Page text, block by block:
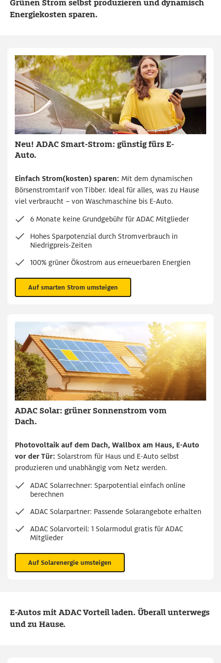
Grünen Strom selbst produzieren und dynamisch
Energiekosten sparen.
Neu! ADAC Smart-Strom: günstig fürs E-
Auto.
Einfach Strom(kosten) sparen: Mit dem dynamischen
Börsenstromtarif von Tibber. Ideal für alles, was zu Hause
viel verbraucht – von Waschmaschine bis E-Auto.
6 Monate keine Grundgebühr für ADAC Mitglieder
Hohes Sparpotenzial durch Stromverbrauch in
Niedrigpreis-Zeiten
100% grüner Ökostrom aus erneuerbaren Energien
Auf smarten Strom umsteigen
ADAC Solar: grüner Sonnenstrom vom
Dach.
Photovoltaik auf dem Dach, Wallbox am Haus, E-Auto
vor der Tür: Solarstrom für Haus und E-Auto selbst
produzieren und unabhängig vom Netz werden.
ADAC Solarrechner: Sparpotential einfach online
berechnen
ADAC Solarpartner: Passende Solarangebote erhalten
ADAC Solarvorteil: 1 Solarmodul gratis für ADAC
Mitglieder
Auf Solarenergie umsteigen
E-Autos mit ADAC Vorteil laden. Überall unterwegs
und zu Hause.